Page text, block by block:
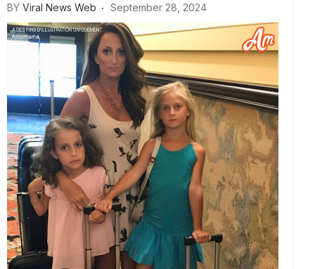
BY Viral News Web September 28, 2024